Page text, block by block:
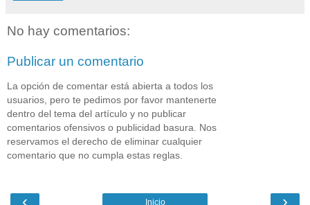
No hay comentarios:
Publicar un comentario
La opción de comentar está abierta a todos los
usuarios, pero te pedimos por favor mantenerte
dentro del tema del artículo y no publicar
comentarios ofensivos o publicidad basura. Nos
reservamos el derecho de eliminar cualquier
comentario que no cumpla estas reglas.
‹ ›
Inicio